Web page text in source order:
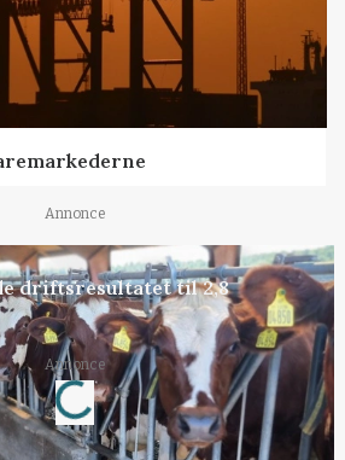
Annonce
driftsresultatet til 2,8
Annonce
Loading...